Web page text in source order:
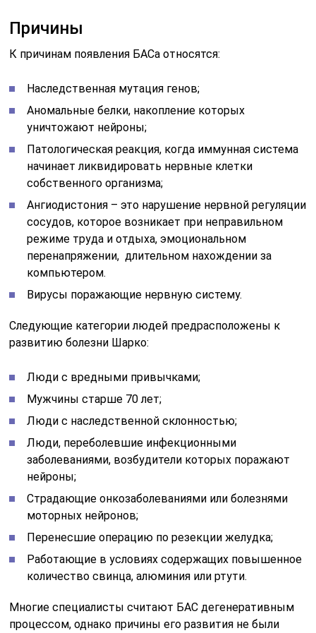
Причины
К причинам появления БАСа относятся:
Наследственная мутация генов;
Аномальные белки, накопление которых
уничтожают нейроны;
Патологическая реакция, когда иммунная система
начинает ликвидировать нервные клетки
собственного организма;
Ангиодистония – это нарушение нервной регуляции
сосудов, которое возникает при неправильном
режиме труда и отдыха, эмоциональном
перенапряжении, длительном нахождении за
компьютером.
Вирусы поражающие нервную систему.
Следующие категории людей предрасположены к
развитию болезни Шарко:
Люди с вредными привычками;
Мужчины старше 70 лет;
Люди с наследственной склонностью;
Люди, переболевшие инфекционными
заболеваниями, возбудители которых поражают
нейроны;
Страдающие онкозаболеваниями или болезнями
моторных нейронов;
Перенесшие операцию по резекции желудка;
Работающие в условиях содержащих повышенное
количество свинца, алюминия или ртути.
Многие специалисты считают БАС дегенеративным
процессом, однако причины его развития не были